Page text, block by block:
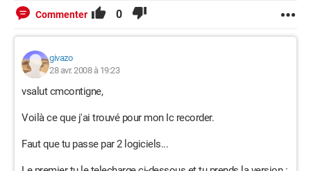
Commenter 0
givazo
28 avr. 2008 à 19:23
vsalut cmcontigne,
Voilà ce que j'ai trouvé pour mon Ic recorder.
Faut que tu passe par 2 logiciels...